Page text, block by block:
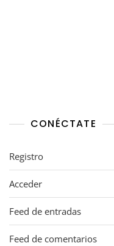
CONÉCTATE
Registro
Acceder
Feed de entradas
Feed de comentarios